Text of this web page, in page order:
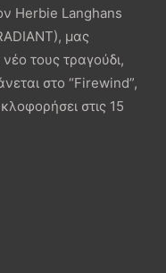
Herbie Langhans
μας
τους τραγούδι,
στο “Firewind”,
στις 15